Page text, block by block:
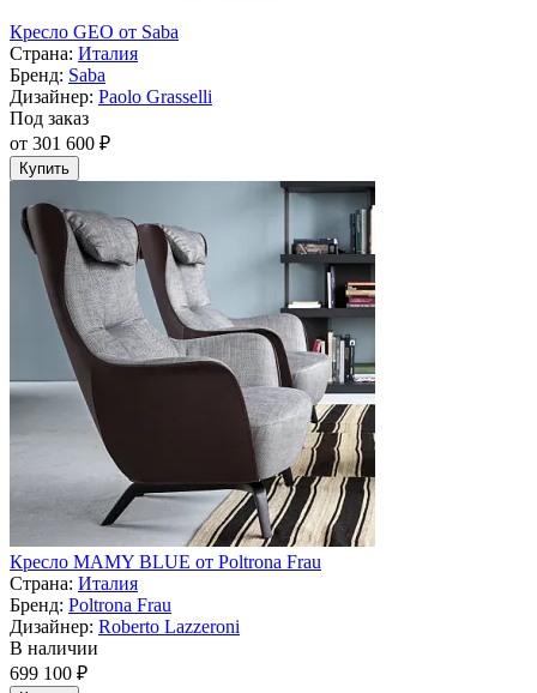
Кресло GEO от Saba
Страна: Италия
Бренд: Saba
Дизайнер: Paolo Grasselli
Под заказ
от 301 600 ₽
Купить
Кресло MAMY BLUE от Poltrona Frau
Страна: Италия
Бренд: Poltrona Frau
Дизайнер: Roberto Lazzeroni
В наличии
699 100 ₽